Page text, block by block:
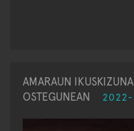
AMARAUN
OSTEGUNEAN